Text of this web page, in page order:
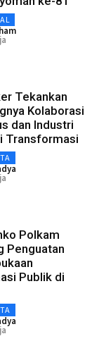
Tekankan
Kolaborasi
dan Industri
Transformasi
Polkam
Penguatan
Publik di